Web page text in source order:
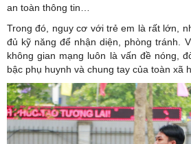
an toàn thông tin…
Trong đó, nguy cơ với trẻ em là rất lớn,
đủ kỹ năng để nhận diện, phòng tránh.
không gian mạng luôn là vấn đề nóng,
bậc phụ huynh và chung tay của toàn xã